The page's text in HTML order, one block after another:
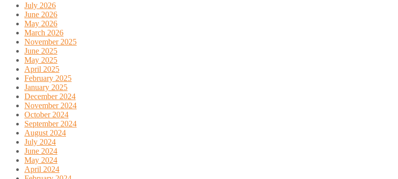
July 2026
June 2026
May 2026
March 2026
November 2025
June 2025
May 2025
April 2025
February 2025
January 2025
December 2024
November 2024
October 2024
September 2024
August 2024
July 2024
June 2024
May 2024
April 2024